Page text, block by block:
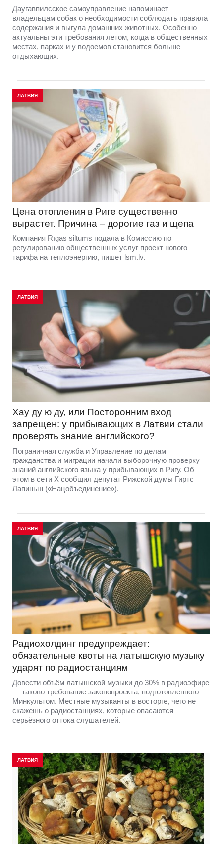
Даугавпилсское самоуправление напоминает
владельцам собак о необходимости соблюдать правила
содержания и выгула домашних животных. Особенно
актуальны эти требования летом, когда в общественных
местах, парках и у водоемов становится больше
отдыхающих.
ЛАТВИЯ
Цена отопления в Риге существенно
вырастет. Причина – дорогие газ и щепа
Компания Rīgas siltums подала в Комиссию по
регулированию общественных услуг проект нового
тарифа на теплоэнергию, пишет lsm.lv.
ЛАТВИЯ
Хау ду ю ду, или Посторонним вход
запрещен: у прибывающих в Латвии стали
проверять знание английского?
Пограничная служба и Управление по делам
гражданства и миграции начали выборочную проверку
знаний английского языка у прибывающих в Ригу. Об
этом в сети Х сообщил депутат Рижской думы Гиртс
Лапиньш («Нацобъединение»).
ЛАТВИЯ
Радиохолдинг предупреждает:
обязательные квоты на латышскую музыку
ударят по радиостанциям
Довести объём латышской музыки до 30% в радиоэфире
— таково требование законопроекта, подготовленного
Минкультом. Местные музыканты в восторге, чего не
скажешь о радиостанциях, которые опасаются
серьёзного оттока слушателей.
ЛАТВИЯ